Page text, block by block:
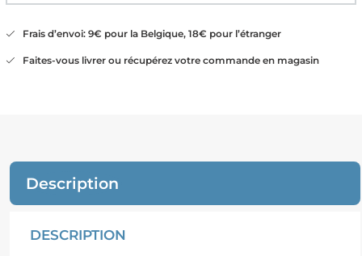
Frais d’envoi: 9€ pour la Belgique, 18€ pour l’étranger
Faites-vous livrer ou récupérez votre commande en magasin
Description
DESCRIPTION